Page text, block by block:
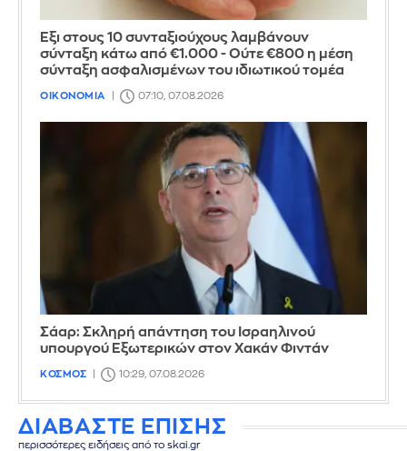
Έξι στους 10 συνταξιούχους λαμβάνουν
σύνταξη κάτω από €1.000 - Ούτε €800 η μέση
σύνταξη ασφαλισμένων του ιδιωτικού τομέα
ΟΙΚΟΝΟΜΙΑ 07:10, 07.08.2026
Σάαρ: Σκληρή απάντηση του Ισραηλινού
υπουργού Εξωτερικών στον Χακάν Φιντάν
ΚΟΣΜΟΣ 10:29, 07.08.2026
ΔΙΑΒΑΣΤΕ ΕΠΙΣΗΣ
περισσότερες ειδήσεις από το skai.gr